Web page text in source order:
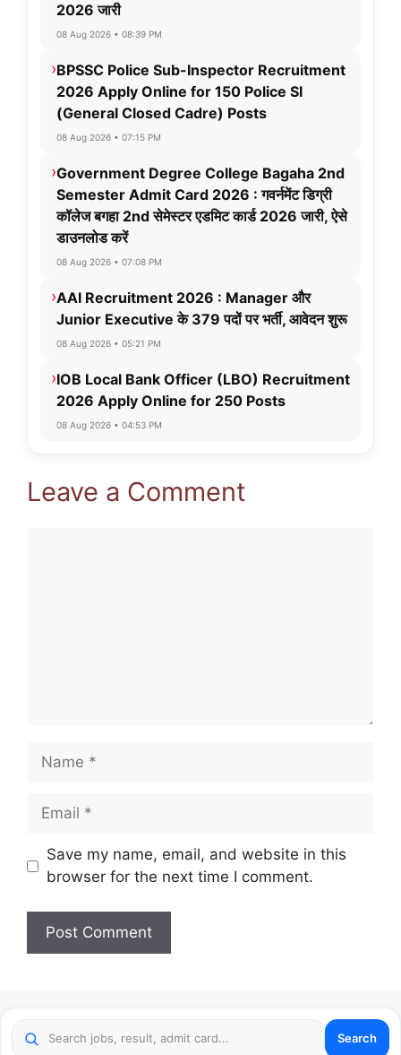
2026 जारी
08 Aug 2026 • 08:39 PM
›BPSSC Police Sub-Inspector Recruitment
2026 Apply Online for 150 Police SI
(General Closed Cadre) Posts
08 Aug 2026 • 07:15 PM
›Government Degree College Bagaha 2nd
Semester Admit Card 2026 : गवर्नमेंट डिग्री
कॉलेज बगहा 2nd सेमेस्टर एडमिट कार्ड 2026 जारी, ऐसे
डाउनलोड करें
08 Aug 2026 • 07:08 PM
›AAI Recruitment 2026 : Manager और
Junior Executive के 379 पदों पर भर्ती, आवेदन शुरू
08 Aug 2026 • 05:21 PM
›IOB Local Bank Officer (LBO) Recruitment
2026 Apply Online for 250 Posts
08 Aug 2026 • 04:53 PM
Leave a Comment
Name
Email
Website
Save my name, email, and website in this
browser for the next time I comment.
Search